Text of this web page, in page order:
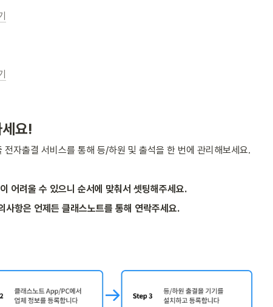
요!
자출결 서비스를 통해 등/하원 및 출석을 한 번에 관리해보세요.
어려울 수 있으니 순서에 맞춰서 셋팅해주세요.
사항은 언제든 클래스노트를 통해 연락주세요.